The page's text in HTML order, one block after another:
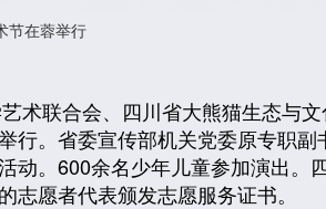
节在蓉举行
联合会、四川省大熊猫生态与文
行。省委宣传部机关党委原专职
动。600余名少年儿童参加演出
愿者代表颁发志愿服务证书。